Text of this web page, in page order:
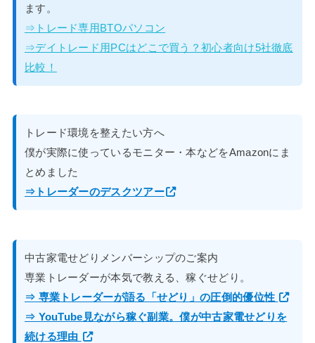
ます。
⇒トレード専用BTOパソコン
⇒デイトレード用PCはどこで買う？初心者向け5社徹底
比較！
トレード環境を整えたい方へ
僕が実際に使っているモニター・本などをAmazonにま
とめました
⇒トレーダーのデスクツアー
中古家電せどりメンバーシップのご案内
専業トレーダーが本気で教える、稼ぐせどり。
⇒ 専業トレーダーが語る「せどり」の圧倒的優位性
⇒ YouTube見ながら稼ぐ副業。僕が中古家電せどりを
続ける理由